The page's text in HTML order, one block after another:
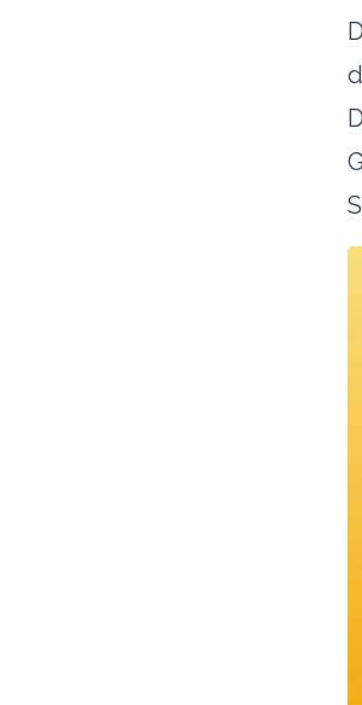
dass auch künftige
Vielen Dank für eure Unterstützung! Damit
Dienstleistung kontinuierlich ausgebaut